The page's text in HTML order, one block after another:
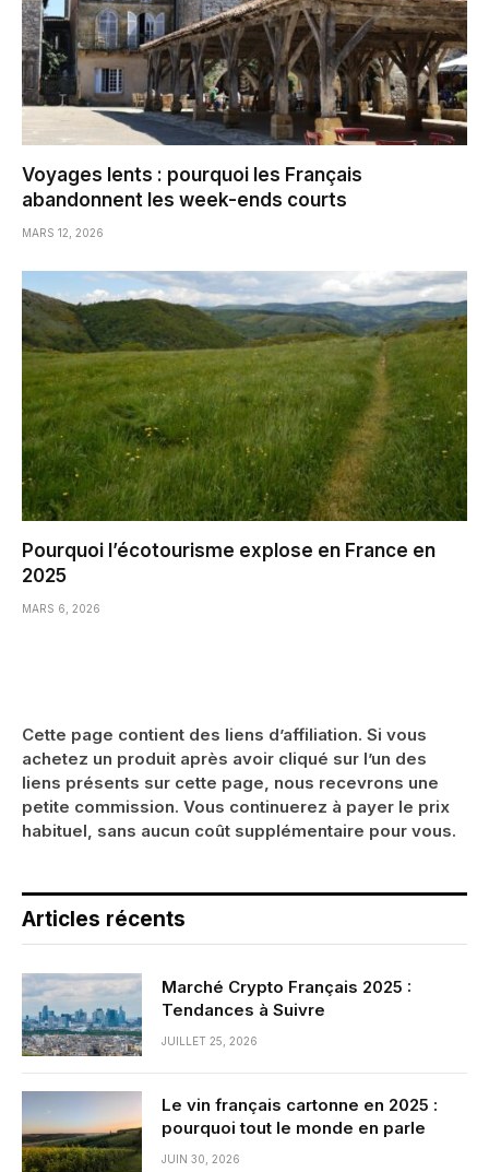
Voyages lents : pourquoi les Français
abandonnent les week-ends courts
MARS 12, 2026
Pourquoi l’écotourisme explose en France en
2025
MARS 6, 2026
Cette page contient des liens d’affiliation. Si vous
achetez un produit après avoir cliqué sur l’un des
liens présents sur cette page, nous recevrons une
petite commission. Vous continuerez à payer le prix
habituel, sans aucun coût supplémentaire pour vous.
Articles récents
Marché Crypto Français 2025 :
Tendances à Suivre
JUILLET 25, 2026
Le vin français cartonne en 2025 :
pourquoi tout le monde en parle
JUIN 30, 2026